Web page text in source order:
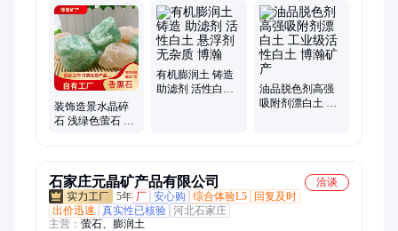
土、白云石粉、橡胶粉、石英粉、硅微粉、碳酸钙、石墨、硅藻
土、抗菌粉、氢氧化钙、消石灰、陶土、活性白土、金刚砂、木
粉、磁粉、海泡石粉、二氧化硅、高岭土、负离子粉
装饰造景水晶碎
石 浅绿色萤石 小
有机膨润土 铸造
助滤剂 活性白土
油品脱色剂高强
吸附剂漂白土 工
石家庄元晶矿产品有限公司
洽谈
5年 厂 安心购 综合体验L5
回复及时
出价迅速
真实性已核验 河北石家庄
主营： 萤石、膨润土